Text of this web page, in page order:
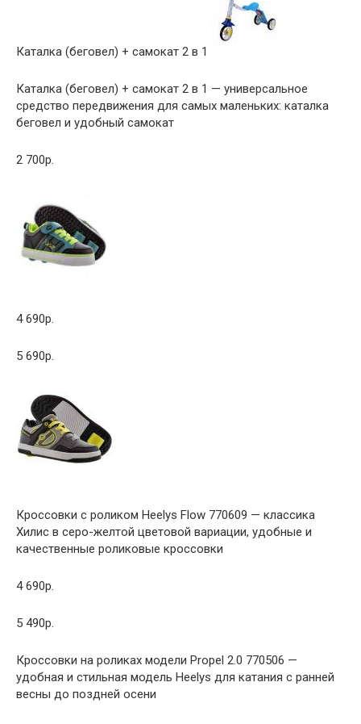
Каталка (беговел) + самокат 2 в 1
Каталка (беговел) + самокат 2 в 1 — универсальное
средство передвижения для самых маленьких: каталка
беговел и удобный самокат
2 700р.
4 690р.
5 690р.
Кроссовки с роликом Heelys Flow 770609 — классика
Хилис в серо-желтой цветовой вариации, удобные и
качественные роликовые кроссовки
4 690р.
5 490р.
Кроссовки на роликах модели Propel 2.0 770506 —
удобная и стильная модель Heelys для катания с ранней
весны до поздней осени